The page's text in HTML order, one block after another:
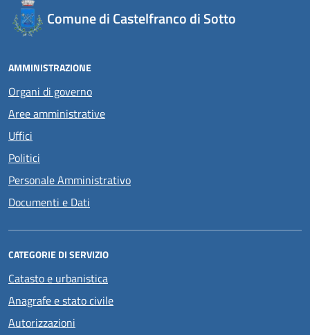
Comune di Castelfranco di Sotto
AMMINISTRAZIONE
Organi di governo
Aree amministrative
Uffici
Politici
Personale Amministrativo
Documenti e Dati
CATEGORIE DI SERVIZIO
Catasto e urbanistica
Anagrafe e stato civile
Autorizzazioni